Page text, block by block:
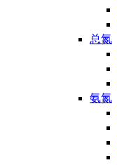
总氮
氨氮